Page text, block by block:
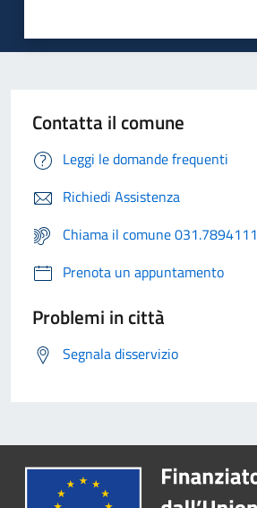
Contatta il comune
Leggi le domande frequenti
Richiedi Assistenza
Chiama il comune 031.7894111
Prenota un appuntamento
Problemi in città
Segnala disservizio